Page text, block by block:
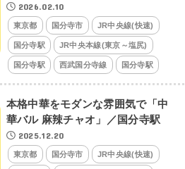
2026.02.10
東京都 国分寺市 JR中央線(快速)
国分寺駅 JR中央本線(東京～塩尻)
国分寺駅 西武国分寺線 国分寺駅
本格中華をモダンな雰囲気で「中
華バル 麻辣チャオ」／国分寺駅
2025.12.20
東京都 国分寺市 JR中央線(快速)